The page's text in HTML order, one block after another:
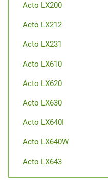
Acto LX200
Acto LX212
Acto LX231
Acto LX610
Acto LX620
Acto LX630
Acto LX640I
Acto LX640W
Acto LX643